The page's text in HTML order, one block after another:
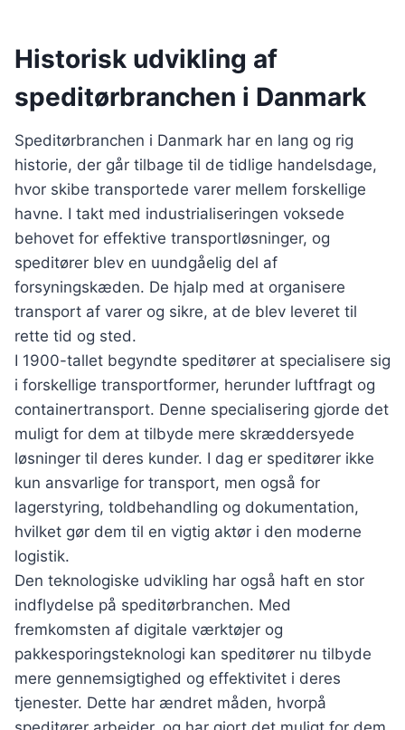
Historisk udvikling af
speditørbranchen i Danmark
Speditørbranchen i Danmark har en lang og rig
historie, der går tilbage til de tidlige handelsdage,
hvor skibe transportede varer mellem forskellige
havne. I takt med industrialiseringen voksede
behovet for effektive transportløsninger, og
speditører blev en uundgåelig del af
forsyningskæden. De hjalp med at organisere
transport af varer og sikre, at de blev leveret til
rette tid og sted.
I 1900-tallet begyndte speditører at specialisere sig
i forskellige transportformer, herunder luftfragt og
containertransport. Denne specialisering gjorde det
muligt for dem at tilbyde mere skræddersyede
løsninger til deres kunder. I dag er speditører ikke
kun ansvarlige for transport, men også for
lagerstyring, toldbehandling og dokumentation,
hvilket gør dem til en vigtig aktør i den moderne
logistik.
Den teknologiske udvikling har også haft en stor
indflydelse på speditørbranchen. Med
fremkomsten af digitale værktøjer og
pakkesporingsteknologi kan speditører nu tilbyde
mere gennemsigtighed og effektivitet i deres
tjenester. Dette har ændret måden, hvorpå